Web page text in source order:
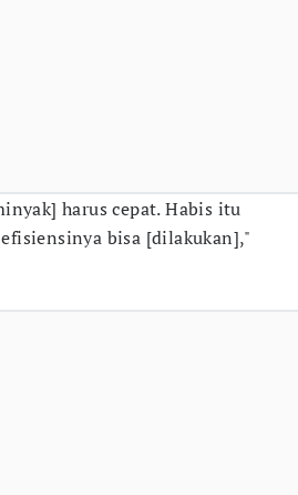
harus cepat. Habis itu
bisa [dilakukan],"